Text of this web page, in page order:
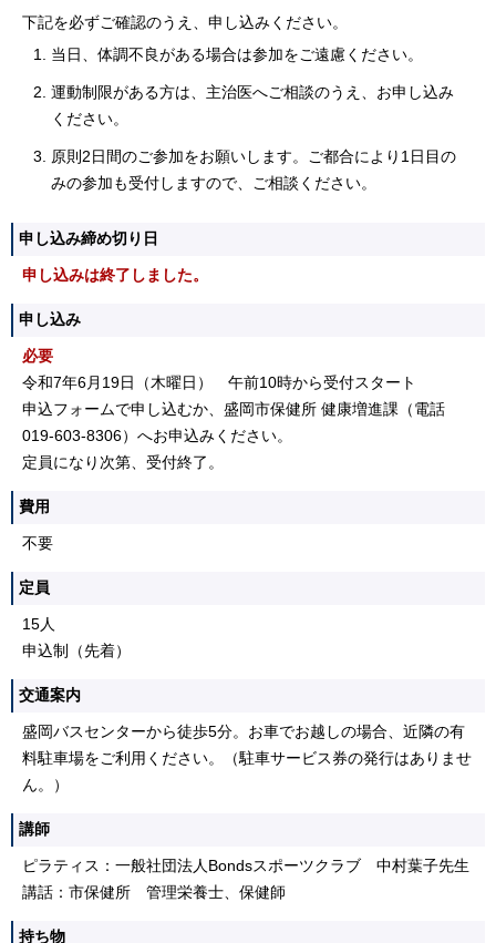
下記を必ずご確認のうえ、申し込みください。
当日、体調不良がある場合は参加をご遠慮ください。
運動制限がある方は、主治医へご相談のうえ、お申し込み
ください。
原則2日間のご参加をお願いします。ご都合により1日目の
みの参加も受付しますので、ご相談ください。
申し込み締め切り日
申し込みは終了しました。
申し込み
必要
令和7年6月19日（木曜日） 午前10時から受付スタート
申込フォームで申し込むか、盛岡市保健所 健康増進課（電話
019-603-8306）へお申込みください。
定員になり次第、受付終了。
費用
不要
定員
15人
申込制（先着）
交通案内
盛岡バスセンターから徒歩5分。お車でお越しの場合、近隣の有
料駐車場をご利用ください。（駐車サービス券の発行はありませ
ん。）
講師
ピラティス：一般社団法人Bondsスポーツクラブ 中村葉子先生
講話：市保健所 管理栄養士、保健師
持ち物